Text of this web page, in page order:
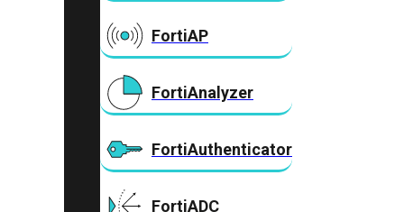
FortiAP
FortiAnalyzer
FortiAuthenticator
FortiADC